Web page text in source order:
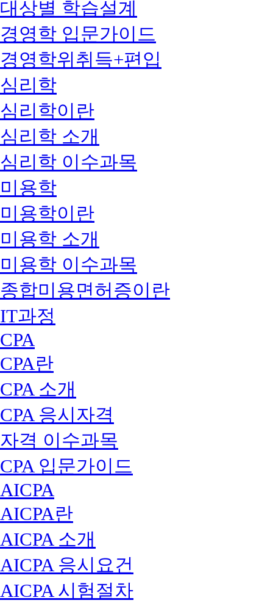
대상별 학습설계
경영학 입문가이드
경영학위취득+편입
심리학
심리학이란
심리학 소개
심리학 이수과목
미용학
미용학이란
미용학 소개
미용학 이수과목
종합미용면허증이란
IT과정
CPA
CPA란
CPA 소개
CPA 응시자격
자격 이수과목
CPA 입문가이드
AICPA
AICPA란
AICPA 소개
AICPA 응시요건
AICPA 시험절차